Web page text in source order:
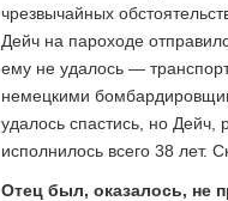
чрезвычайных
Дейч на пароходе
ему не удалось —
немецкими
удалось спастись, но Дейч,
исполнилось всего 38 лет.
Отец был, оказалось, не